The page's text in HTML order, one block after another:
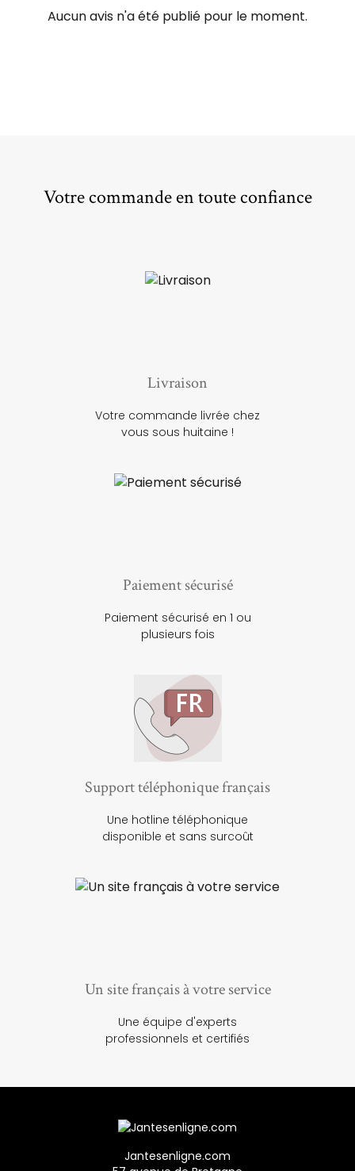
Aucun avis n'a été publié pour le moment.
Votre commande en toute confiance
Livraison
Votre commande livrée chez
vous sous huitaine !
Paiement sécurisé
Paiement sécurisé en 1 ou
plusieurs fois
Support téléphonique français
Une hotline téléphonique
disponible et sans surcoût
Un site français à votre service
Une équipe d'experts
professionnels et certifiés
Jantesenligne.com